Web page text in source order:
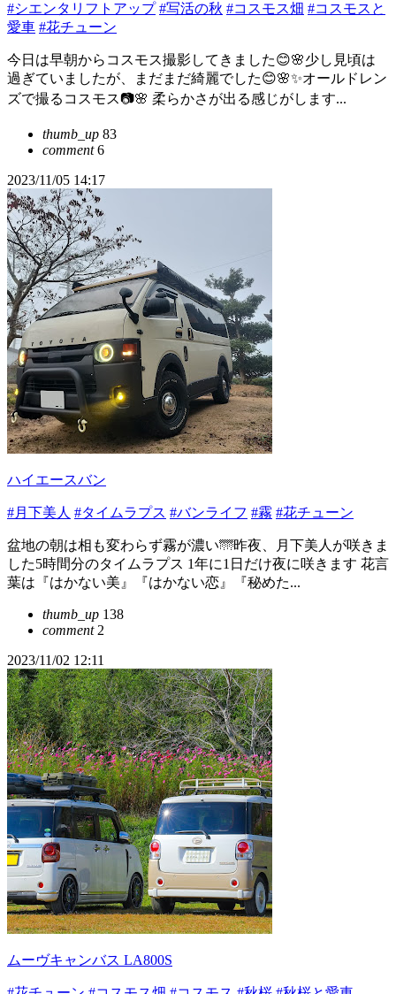
#シエンタリフトアップ #写活の秋 #コスモス畑 #コスモスと
愛車 #花チューン
今日は早朝からコスモス撮影してきました😊🌸少し見頃は
過ぎていましたが、まだまだ綺麗でした😊🌸✨オールドレン
ズで撮るコスモス📷🌸 柔らかさが出る感じがします...
thumb_up 83
comment6
2023/11/05 14:17
ハイエースバン
#月下美人 #タイムラプス #バンライフ #霧 #花チューン
盆地の朝は相も変わらず霧が濃い🌁昨夜、月下美人が咲きま
した5時間分のタイムラプス 1年に1日だけ夜に咲きます 花言
葉は『はかない美』『はかない恋』『秘めた...
thumb_up 138
comment2
2023/11/02 12:11
ムーヴキャンバス LA800S